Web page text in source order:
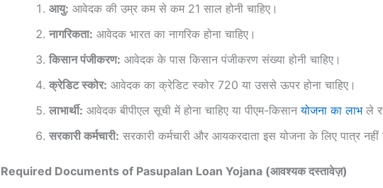
आयु: आवेदक की उम्र कम से कम 21 साल होनी चाहिए।
नागरिकता: आवेदक भारत का नागरिक होना चाहिए।
किसान पंजीकरण: आवेदक के पास किसान पंजीकरण संख्या होनी चाहिए।
क्रेडिट स्कोर: आवेदक का क्रेडिट स्कोर 720 या उससे ऊपर होना चाहिए।
लाभार्थी: आवेदक बीपीएल सूची में होना चाहिए या पीएम-किसानयोजना का लाभले
सरकारी कर्मचारी: सरकारी कर्मचारी और आयकरदाता इस योजना के लिए पात्र
Required Documents of Pasupalan Loan Yojana (आवश्यक दस्तावेज़)